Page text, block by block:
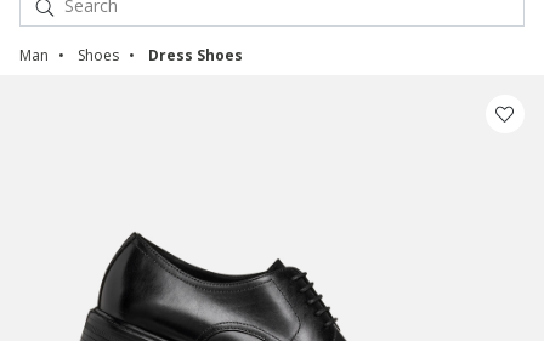
Man Shoes Dress Shoes